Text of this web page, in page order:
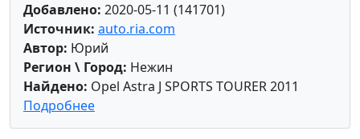
Добавлено: 2020-05-11 (141701)
Источник: auto.ria.com
Автор: Юрий
Регион \ Город: Нежин
Найдено: Opel Astra J SPORTS TOURER 2011
Подробнее